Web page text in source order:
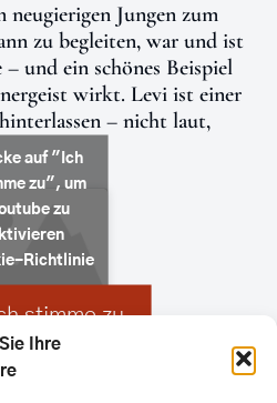
Ihre
Jungen zum
zu begleiten, war und ist
und ein schönes Beispiel
wirkt. Levi ist einer
– nicht laut,
auf "Ich
zu", um
zu
Richtlinie
stimme zu